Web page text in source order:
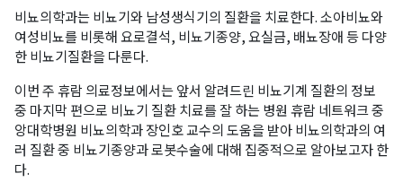
비뇨의학과는 비뇨기와 남성생식기의 질환을 치료한다. 소아비뇨와
여성비뇨를 비롯해 요로결석, 비뇨기종양, 요실금, 배뇨장애 등 다양
한 비뇨기질환을 다룬다.
이번 주 휴람 의료정보에서는 앞서 알려드린 비뇨기계 질환의 정보
중 마지막 편으로 비뇨기 질환 치료를 잘 하는 병원 휴람 네트워크 중
앙대학병원 비뇨의학과 장인호 교수의 도움을 받아 비뇨의학과의 여
러 질환 중 비뇨기종양과 로봇수술에 대해 집중적으로 알아보고자 한
다.